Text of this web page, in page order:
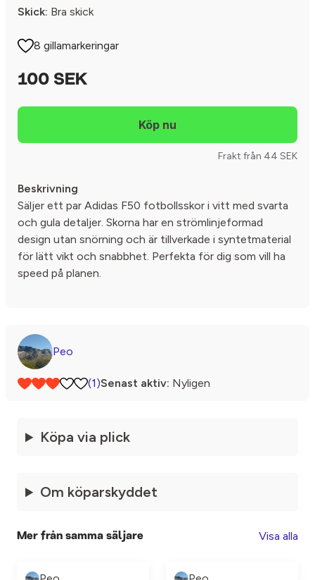
Skick: Bra skick
8 gillamarkeringar
100 SEK
Frakt från 44 SEK
Beskrivning
Säljer ett par Adidas F50 fotbollsskor i vitt med svarta
och gula detaljer. Skorna har en strömlinjeformad
design utan snörning och är tillverkade i syntetmaterial
för lätt vikt och snabbhet. Perfekta för dig som vill ha
speed på planen.
Peo
(1)Senast aktiv: Nyligen
Köpa via plick
Om köparskyddet
Mer från samma säljare Visa alla